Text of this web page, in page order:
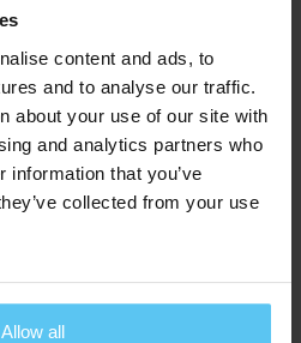
content and ads, to
and to analyse our traffic.
about your use of our site with
and analytics partners who
information that you’ve
collected from your use
Allow all
Bestseller